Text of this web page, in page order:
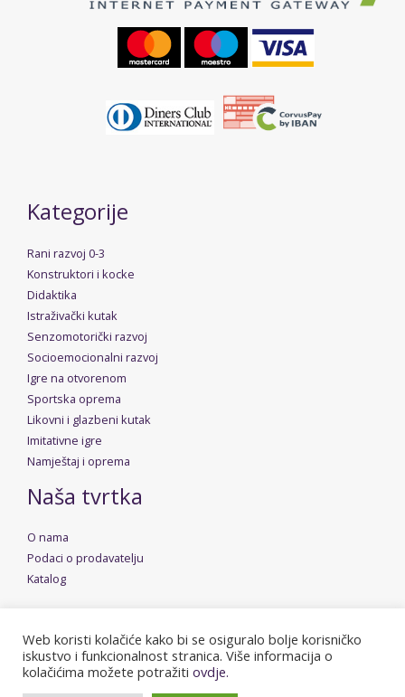
Kategorije
Rani razvoj 0-3
Konstruktori i kocke
Didaktika
Istraživački kutak
Senzomotorički razvoj
Socioemocionalni razvoj
Igre na otvorenom
Sportska oprema
Likovni i glazbeni kutak
Imitativne igre
Namještaj i oprema
Naša tvrtka
O nama
Podaci o prodavatelju
Katalog
Copyright © 2026 Dudica | Powered by Stolarija Rusan
Web koristi kolačiće kako bi se osiguralo bolje korisničko
iskustvo i funkcionalnost stranica. Više informacija o
kolačićima možete potražiti ovdje.